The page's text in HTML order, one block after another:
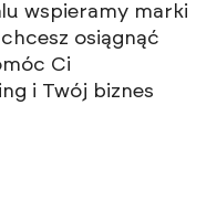
wspieramy marki
osiągnąć
Ci
i Twój biznes